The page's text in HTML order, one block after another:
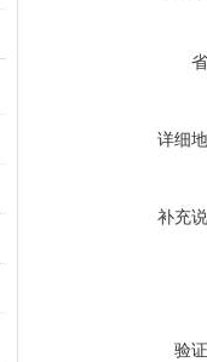
详细
补充
验